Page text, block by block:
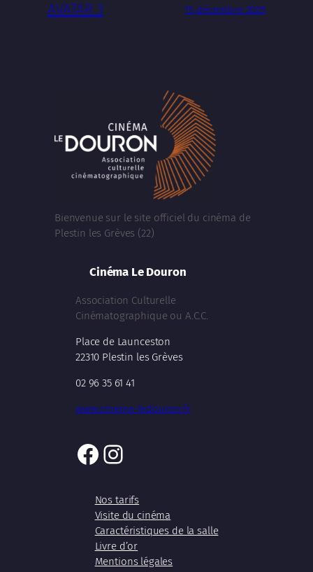
AVATAR 3 15 décembre 2025
Bienvenue sur le site officiel du cinéma de
Plestin les Grèves (22)
Cinéma Le Douron
Association Culturelle
Cinématographique ou A.C.C.
Place de Launceston
22310 Plestin les Grèves
02 96 35 61 41
www.cinema-ledouron.fr
Facebook
Instagram
Nos tarifs
Visite du cinéma
Caractéristiques de la salle
Livre d’or
Mentions légales